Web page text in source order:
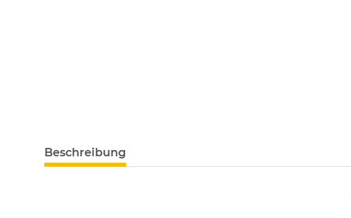
weitere Registerkarten anzeigen
Beschreibung